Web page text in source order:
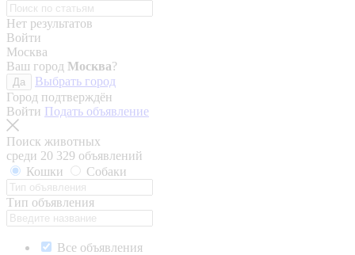
Нет результатов
Войти
Москва
Ваш город Москва?
Да
Выбрать город
Город подтверждён
Войти Подать объявление
Поиск животных
среди 20 329 объявлений
Кошки
Собаки
Тип объявления
Все объявления